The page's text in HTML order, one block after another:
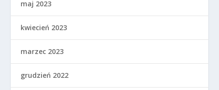
maj 2023
kwiecień 2023
marzec 2023
grudzień 2022